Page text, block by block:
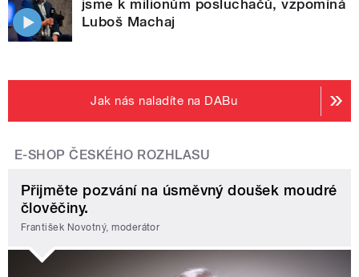
jsme k milionům posluchačů, vzpomíná
Luboš Machaj
Jak nás naladíte na DABu
E-SHOP ČESKÉHO ROZHLASU
Přijměte pozvání na úsměvný doušek moudré
člověčiny.
František Novotný, moderátor